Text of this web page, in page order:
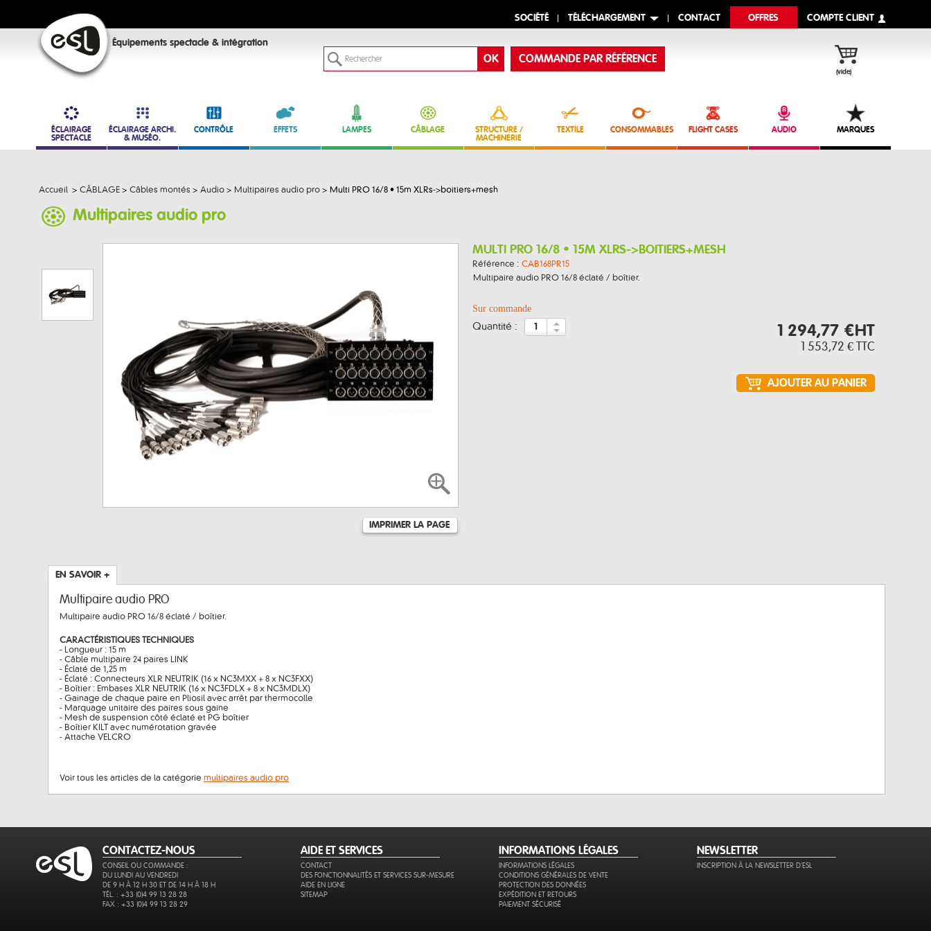
SOCIÉTÉ TÉLÉCHARGEMENT CONTACT OFFRES COMPTE CLIENT
Équipements spectacle & intégration
(vide)
COMMANDE PAR RÉFÉRENCE
ÉCLAIRAGE
SPECTACLE
ÉCLAIRAGE ARCHI.
& MUSÉO.
CONTRÔLE EFFETS LAMPES CÂBLAGE
STRUCTURE /
MACHINERIE
TEXTILE CONSOMMABLES FLIGHT CASES AUDIO MARQUES
Accueil > CÂBLAGE > Câbles montés > Audio > Multipaires audio pro > Multi PRO 16/8 • 15m XLRs->boitiers+mesh
Multipaires audio pro
IMPRIMER LA PAGE
MULTI PRO 16/8 • 15M XLRS->BOITIERS+MESH
Référence : CAB168PR15
Multipaire audio PRO 16/8 éclaté / boîtier.
Sur commande
quantité : 1 294,77 €HT
1 553,72 € TTC
EN SAVOIR +
Multipaire audio PRO
Multipaire audio PRO 16/8 éclaté / boîtier.
CARACTÉRISTIQUES TECHNIQUES
- Longueur : 15 m
- Câble multipaire 24 paires LINK
- Éclaté de 1,25 m
- Éclaté : Connecteurs XLR NEUTRIK (16 x NC3MXX + 8 x NC3FXX)
- Boîtier : Embases XLR NEUTRIK (16 x NC3FDLX + 8 x NC3MDLX)
- Gainage de chaque paire en Pliosil avec arrêt par thermocolle
- Marquage unitaire des paires sous gaine
- Mesh de suspension côté éclaté et PG boîtier
- Boîtier KILT avec numérotation gravée
- Attache VELCRO
Voir tous les articles de la catégorie multipaires audio pro
CONTACTEZ-NOUS
CONSEIL OU COMMANDE :
DU LUNDI AU VENDREDI
DE 9 H À 12 H 30 ET DE 14 H À 18 H
TÉL. : +33 (0)4 99 13 28 28
FAX : +33 (0)4 99 13 28 29
AIDE ET SERVICES
CONTACT
DES FONCTIONNALITÉS ET SERVICES SUR-MESURE
AIDE EN LIGNE
SITEMAP
INFORMATIONS LÉGALES
INFORMATIONS LÉGALES
CONDITIONS GÉNÉRALES DE VENTE
PROTECTION DES DONNÉES
EXPÉDITION ET RETOURS
PAIEMENT SÉCURISÉ
NEWSLETTER
INSCRIPTION À LA NEWSLETTER D'ESL